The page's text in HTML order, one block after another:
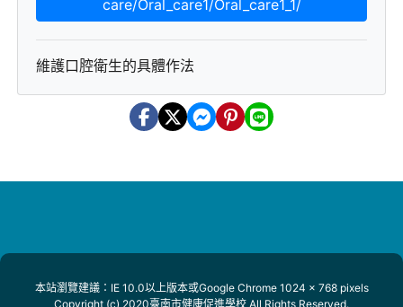
care/Oral_care1/Oral_care1_1/
維護口腔衛生的具體作法
本站瀏覽建議：IE 10.0以上版本或Google Chrome 1024 x 768 pixels
Copyright (c) 2020臺南市健康促進學校 All Rights Reserved.